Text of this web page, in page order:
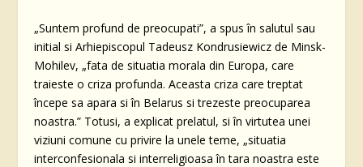
„Suntem profund de preocupati”, a spus în salutul sau
initial si Arhiepiscopul Tadeusz Kondrusiewicz de Minsk-
Mohilev, „fata de situatia morala din Europa, care
traieste o criza profunda. Aceasta criza care treptat
începe sa apara si în Belarus si trezeste preocuparea
noastra.” Totusi, a explicat prelatul, si în virtutea unei
viziuni comune cu privire la unele teme, „situatia
interconfesionala si interreligioasa în tara noastra este